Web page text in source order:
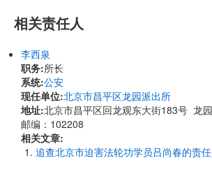
相关责任人
李西泉
职务:所长
系统:公安
现任单位:北京市昌平区龙园派出所
地址:北京市昌平区回龙观东大街183号 龙
邮编：102208
相关文章:
追查北京市迫害法轮功学员吕尚春的责